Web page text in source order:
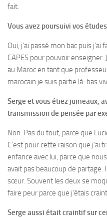
fait.
Vous avez poursuivi vos
Oui, j’ai passé mon bac puis
CAPES pour pouvoir
au Maroc en tant que
marocain je suis partie là-bas
Serge et vous étiez jumeaux,
transmission de pensée par
Non. Pas du tout, parce que
C’est pour cette raison que
enfance avec lui, parce que
avait pas beaucoup de partage.
sœur. Souvent les deux se
faire peur parce que j’étais
Serge aussi était craintif sur